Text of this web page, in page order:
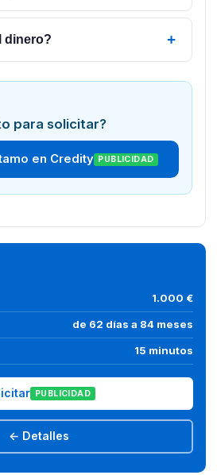
dinero? +
para solicitar?
en Credity PUBLICIDAD
1.000 €
de 62 días a 84 meses
15 minutos
PUBLICIDAD
← Detalles